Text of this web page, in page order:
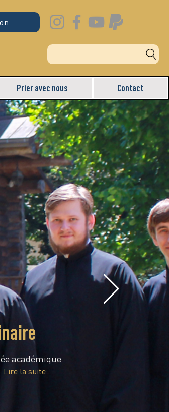
Prier avec nous Contact
académique
Lire la suite